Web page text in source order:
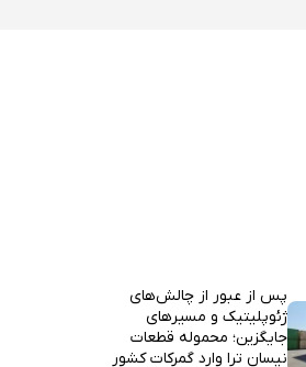
پس از عبور از چالش‌های
ژئوپلیتیک و مسیرهای
جایگزین؛ محموله قطعات
نیسان ترا وارد گمرکات کشور